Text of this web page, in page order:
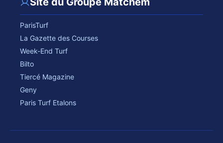
ParisTurf
La Gazette des Courses
Week-End Turf
Bilto
Tiercé Magazine
Geny
Paris Turf Etalons